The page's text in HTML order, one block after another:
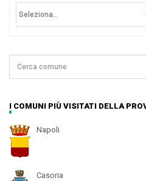
I COMUNI PIÙ VISITATI DELLA
Napoli
Casoria